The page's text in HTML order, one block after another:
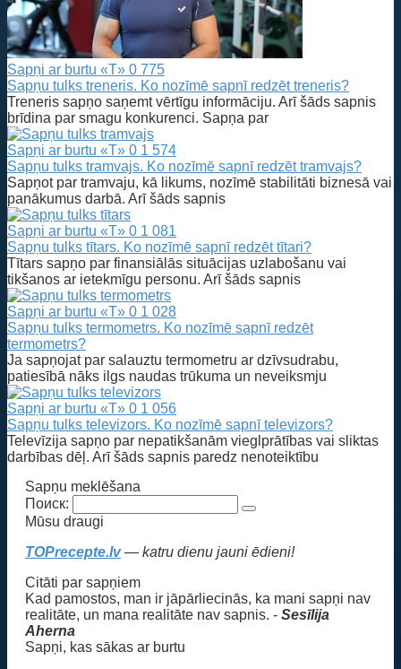
Sapņi ar burtu «T» 0 775
Sapņu tulks treneris. Ko nozīmē sapnī redzēt treneris?
Treneris sapņo saņemt vērtīgu informāciju. Arī šāds sapnis
brīdina par smagu konkurenci. Sapņa par
Sapņi ar burtu «T» 0 1 574
Sapņu tulks tramvajs. Ko nozīmē sapnī redzēt tramvajs?
Sapņot par tramvaju, kā likums, nozīmē stabilitāti biznesā vai
panākumus darbā. Arī šāds sapnis
Sapņi ar burtu «T» 0 1 081
Sapņu tulks tītars. Ko nozīmē sapnī redzēt tītari?
Tītars sapņo par finansiālās situācijas uzlabošanu vai
tikšanos ar ietekmīgu personu. Arī šāds sapnis
Sapņi ar burtu «T» 0 1 028
Sapņu tulks termometrs. Ko nozīmē sapnī redzēt
termometrs?
Ja sapņojat par salauztu termometru ar dzīvsudrabu,
patiesībā nāks ilgs naudas trūkuma un neveiksmju
Sapņi ar burtu «T» 0 1 056
Sapņu tulks televizors. Ko nozīmē sapnī televizors?
Televīzija sapņo par nepatikšanām vieglprātības vai sliktas
darbības dēļ. Arī šāds sapnis paredz nenoteiktību
Sapņu meklēšana
Поиск:
Mūsu draugi
TOPrecepte.lv— katru dienu jauni ēdieni!
Citāti par sapņiem
Kad pamostos, man ir jāpārliecinās, ka mani sapņi nav
realitāte, un mana realitāte nav sapnis. - Sesīlija
Aherna
Sapņi, kas sākas ar burtu